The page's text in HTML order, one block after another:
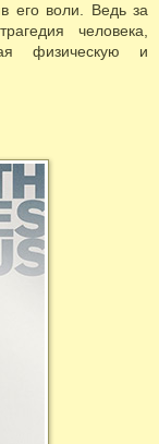
его воли. Ведь за
человека,
физическую и